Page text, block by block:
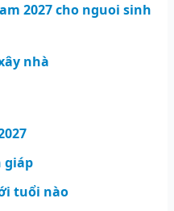
2027 cho nguoi sinh
nhà
giáp
tuổi nào